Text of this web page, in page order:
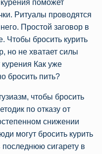
поможет
Ритуалы проводятся
Простой заговор в
Чтобы бросить курить
но не хватает силы
Как уже
бросить пить?
чтобы бросить
по отказу от
снижении
могут бросить курить
сигарету в